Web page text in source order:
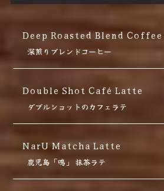
Deep Roasted Blend Coffee
深煎りプレンドコーヒー
Double Shot Café Latte
ダブルショットのカフェラテ
NarU Matcha Latte
鹿児島「鳴」 抹茶ラテ